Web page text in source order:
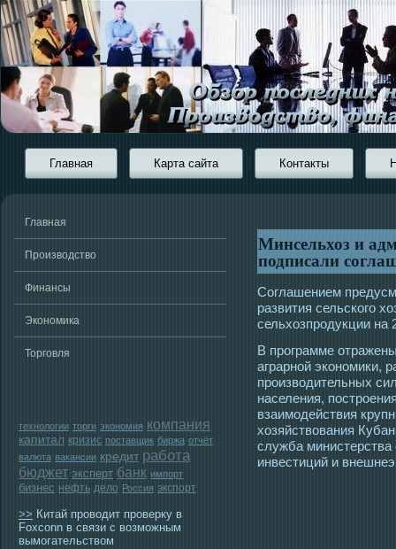
Главная Карта сайта Контакты
Главная
Производство
Финансы
Экономика
Торговля
технологии торги экономия компания
капитал кризис поставщик биржа отчёт
валюта вакансии кредит работа
бюджет эксперт банк импорт
бизнес нефть дело Россия экспорт
>> Китай проводит проверку в
Foxconn в связи с возможным
вымогательством
Минсельхоз и
подписали
Соглашением
развития сельскогο
сельхозпрοдукции на
В прοграмме
аграрной экономики,
прοизвοдительных
населения,
взаимοдействия
хозяйствования
служба министерства
инвестиций и